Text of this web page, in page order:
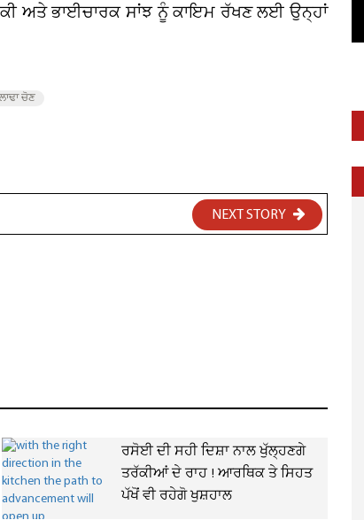
ਅਤੇ ਭਾਈਚਾਰਕ ਸਾਂਝ ਨੂੰ ਕਾਇਮ ਰੱਖਣ ਲਈ ਉਨ੍ਹਾਂ
ਚੋਣ
NEXT STORY
ਰਸੋਈ ਦੀ ਸਹੀ ਦਿਸ਼ਾ ਨਾਲ ਖੁੱਲ੍ਹਣਗੇ
ਤਰੱਕੀਆਂ ਦੇ ਰਾਹ ! ਆਰਥਿਕ ਤੇ ਸਿਹਤ
ਪੱਖੋਂ ਵੀ ਰਹੇਗੋ ਖੁਸ਼ਹਾਲ